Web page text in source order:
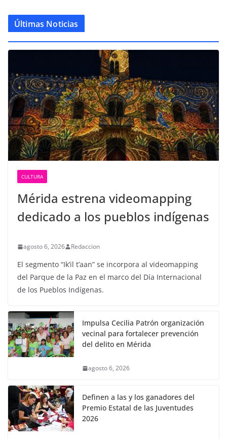
Últimas Noticias
CULTURA
Mérida estrena videomapping
dedicado a los pueblos indígenas
agosto 6, 2026 Redaccion
El segmento “Ik’il t’aan” se incorpora al videomapping
del Parque de la Paz en el marco del Día Internacional
de los Pueblos Indígenas.
Impulsa Cecilia Patrón organización
vecinal para fortalecer prevención
del delito en Mérida
agosto 6, 2026
Definen a las y los ganadores del
Premio Estatal de las Juventudes
2026